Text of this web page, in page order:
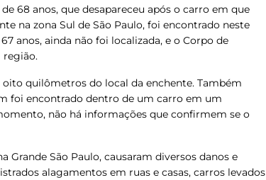
68 anos, que desapareceu após o carro em que
na zona Sul de São Paulo, foi encontrado neste
anos, ainda não foi localizada, e o Corpo de
região.
quilômetros do local da enchente. Também
foi encontrado dentro de um carro em um
não há informações que confirmem se o
Grande São Paulo, causaram diversos danos e
alagamentos em ruas e casas, carros levados